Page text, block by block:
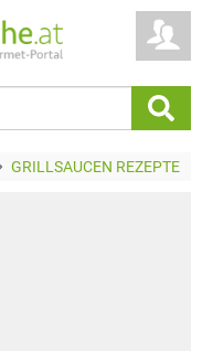
GRILLSAUCEN REZEPTE